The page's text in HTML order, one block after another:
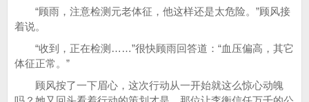
“顾雨，注意检测元老体征，他这样还是太危险。”顾风接
着说。
“收到，正在检测……”很快顾雨回答道：“血压偏高，其它
体征正常。”
顾风按了一下眉心，这次行动从一开始就这么惊心动魄